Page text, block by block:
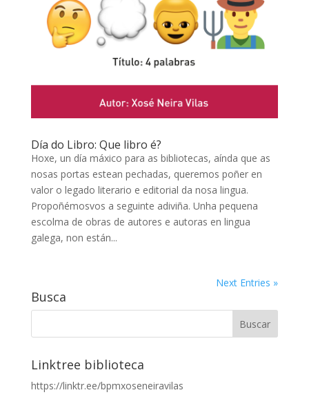
Día do Libro: Que libro é?
Hoxe, un día máxico para as bibliotecas, aínda que as
nosas portas estean pechadas, queremos poñer en
valor o legado literario e editorial da nosa lingua.
Propoñémosvos a seguinte adiviña. Unha pequena
escolma de obras de autores e autoras en lingua
galega, non están...
Next Entries »
Busca
Linktree biblioteca
https://linktr.ee/bpmxoseneiravilas